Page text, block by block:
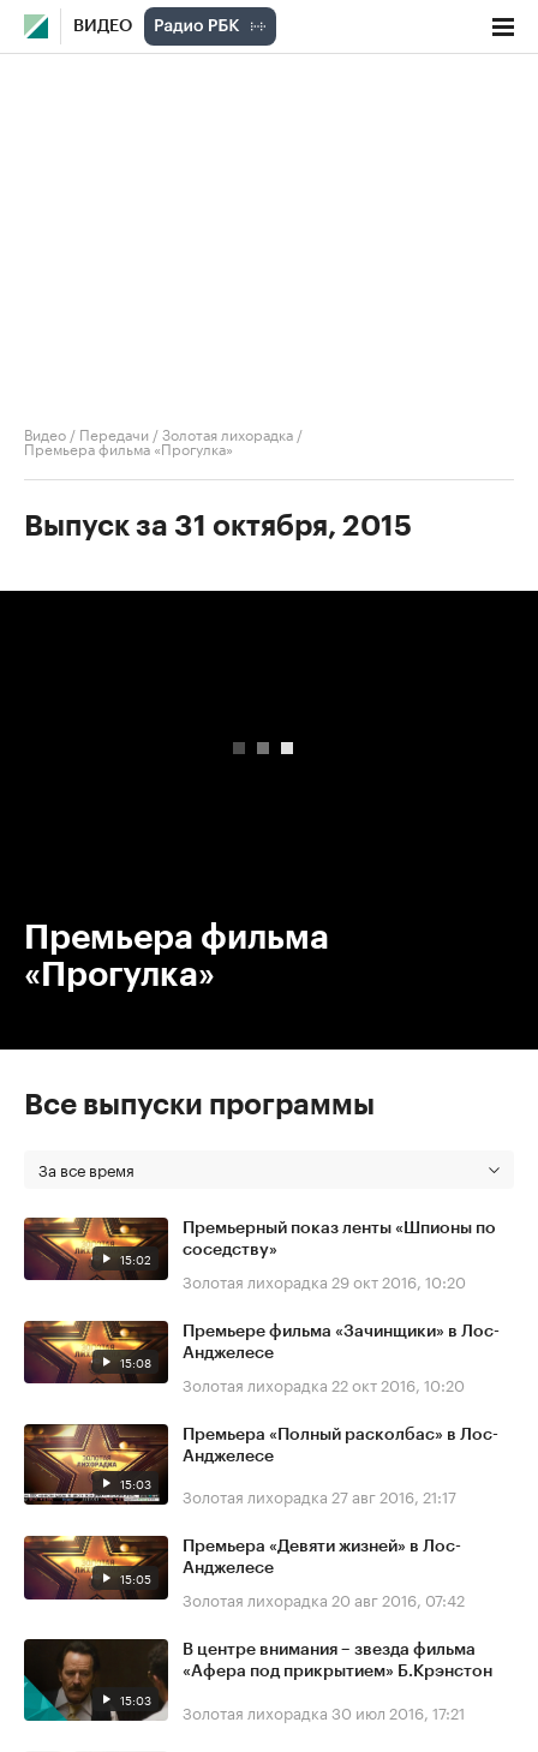
ВИДЕО
Видео / Передачи /Золотая лихорадка /
Премьера фильма «Прогулка»
Выпуск за 31 октября, 2015
Премьера фильма
«Прогулка»
Все выпуски программы
За все время
15:02
Премьерный показ ленты «Шпионы по
соседству»
Золотая лихорадка 29 окт 2016, 10:20
15:08
Премьере фильма «Зачинщики» в Лос-
Анджелесе
Золотая лихорадка 22 окт 2016, 10:20
15:03
Премьера «Полный расколбас» в Лос-
Анджелесе
Золотая лихорадка 27 авг 2016, 21:17
15:05
Премьера «Девяти жизней» в Лос-
Анджелесе
Золотая лихорадка 20 авг 2016, 07:42
15:03
В центре внимания – звезда фильма
«Афера под прикрытием» Б.Крэнстон
Золотая лихорадка 30 июл 2016, 17:21